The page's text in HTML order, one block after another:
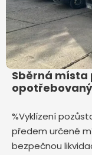
Sběrná
%Vyklízení
předem určené
bezpečnou